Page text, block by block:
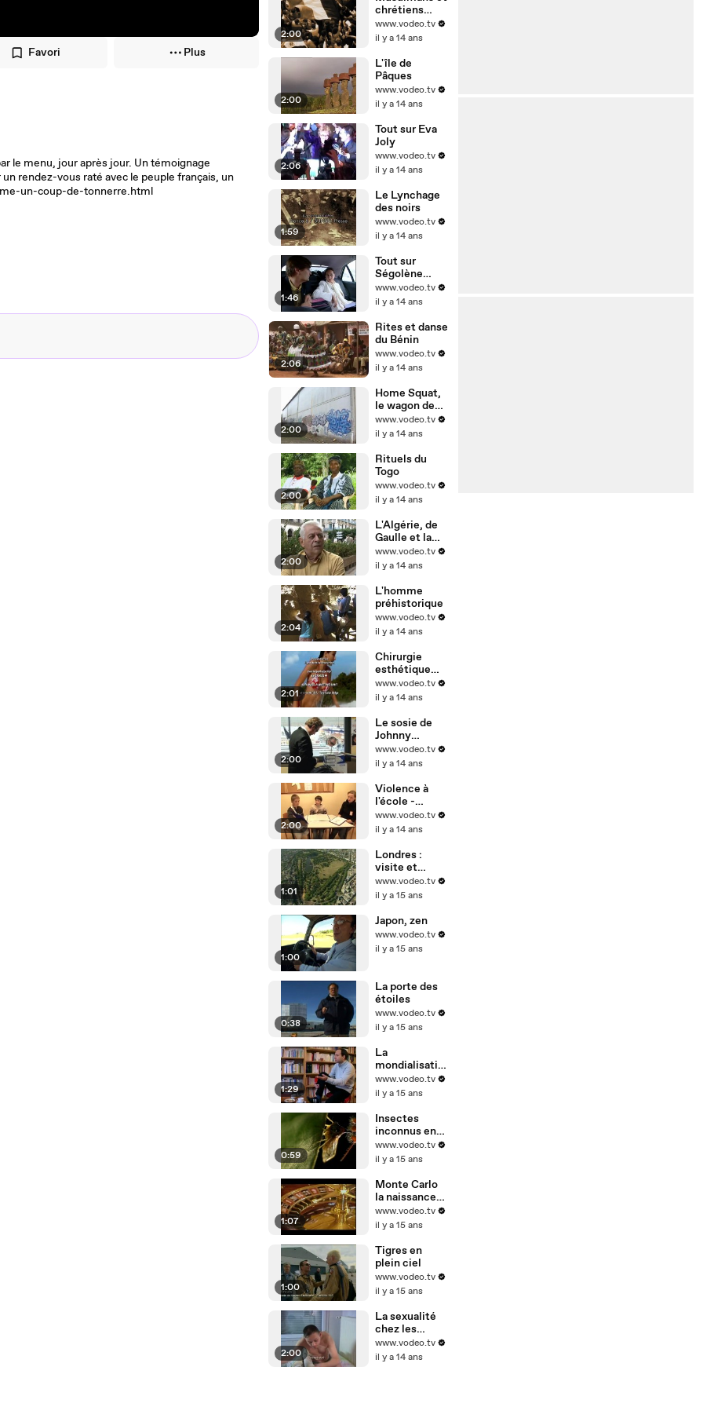
Favori Plus
le menu, jour après jour. Un témoignage
rendez-vous raté avec le peuple français, un
un-coup-de-tonnerre.html
2:00
chrétiens
d'Egypte
www.vodeo.tv
il y a 14 ans
2:00
L'île de
Pâques
www.vodeo.tv
il y a 14 ans
2:06
Tout sur Eva
Joly
www.vodeo.tv
il y a 14 ans
1:59
Le Lynchage
des noirs
www.vodeo.tv
il y a 14 ans
1:46
Tout sur
Ségolène
Royal
www.vodeo.tv
il y a 14 ans
2:06
Rites et danse
du Bénin
www.vodeo.tv
il y a 14 ans
2:00
Home Squat,
le wagon des
punks
www.vodeo.tv
il y a 14 ans
2:00
Rituels du
Togo
www.vodeo.tv
il y a 14 ans
2:00
L'Algérie, de
Gaulle et la
bombe
www.vodeo.tv
il y a 14 ans
2:04
L'homme
préhistorique
www.vodeo.tv
il y a 14 ans
2:01
Chirurgie
esthétique
par injection
www.vodeo.tv
il y a 14 ans
2:00
Le sosie de
Johnny
Hallyday
www.vodeo.tv
il y a 14 ans
2:00
Violence à
l'école -
harcèlement
scolaire
www.vodeo.tv
il y a 14 ans
1:01
Londres :
visite et
tourisme
www.vodeo.tv
il y a 15 ans
1:00
Japon, zen
www.vodeo.tv
il y a 15 ans
0:38
La porte des
étoiles
www.vodeo.tv
il y a 15 ans
1:29
La
mondialisatio
n vue par les
patrons
www.vodeo.tv
il y a 15 ans
0:59
Insectes
inconnus en
Amazonie
www.vodeo.tv
il y a 15 ans
1:07
Monte Carlo
la naissance
d'un mythe
www.vodeo.tv
il y a 15 ans
1:00
Tigres en
plein ciel
www.vodeo.tv
il y a 15 ans
2:00
La sexualité
chez les
handicapés
www.vodeo.tv
il y a 14 ans